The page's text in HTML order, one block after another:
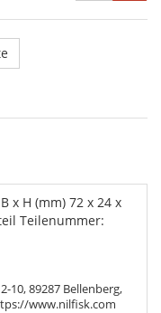
x H (mm) 72 x 24 x
Teilenummer:
10, 89287 Bellenberg,
www.nilfisk.com